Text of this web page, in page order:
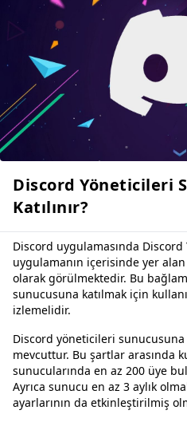
Discord Yöneticileri
Katılınır?
Discord uygulamasında
uygulamanın içerisinde yer
olarak görülmektedir. Bu
sunucusuna katılmak için
izlemelidir.
Discord yöneticileri
mevcuttur. Bu şartlar arasında
sunucularında en az 200 üye
Ayrıca sunucu en az 3 aylık
ayarlarının da etkinleştirilmiş